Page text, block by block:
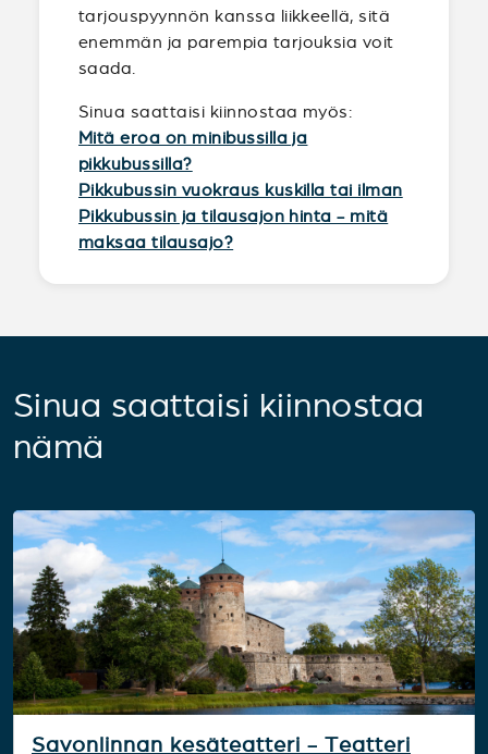
tarjouspyynnön kanssa liikkeellä, sitä
enemmän ja parempia tarjouksia voit
saada.
Sinua saattaisi kiinnostaa myös:
Mitä eroa on minibussilla ja
pikkubussilla?
Pikkubussin vuokraus kuskilla tai ilman
Pikkubussin ja tilausajon hinta - mitä
maksaa tilausajo?
Sinua saattaisi kiinnostaa
nämä
Savonlinnan kesäteatteri - Teatteri